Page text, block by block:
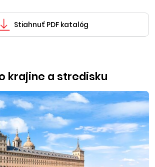
Stiahnuť PDF katalóg
krajine a stredisku